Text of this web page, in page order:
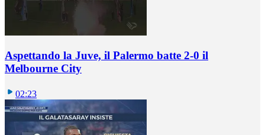
Aspettando la Juve, il Palermo batte 2-0 il
Melbourne City
02:23